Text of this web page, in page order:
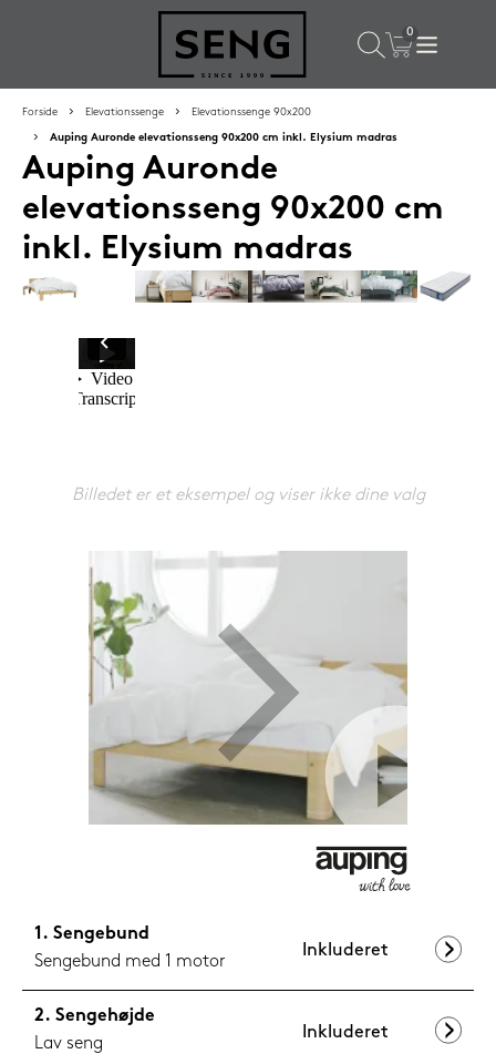
Populære valg til dig
Silvana Support hovedpude 50x65 cm Grenat (rød)
Forside Elevationssenge Elevationssenge 90x200
Auping Auronde elevationsseng 90x200 cm inkl. Elysium madras
Auping Auronde
elevationsseng 90x200 cm
inkl. Elysium madras
Billedet er et eksempel og viser ikke dine valg
Sengebund
Sengebund med 1 motor
Inkluderet
Sengehøjde
Lav seng
Inkluderet